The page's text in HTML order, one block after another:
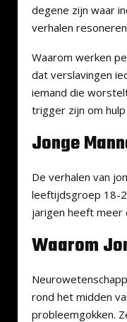
degene zijn waar
verhalen
Waarom werken
dat verslavingen
iemand die
trigger zijn om
Jonge
De verhalen van
leeftijdsgroep 18-
jarigen heeft meer
Waarom
rond het midden
probleemgokken.